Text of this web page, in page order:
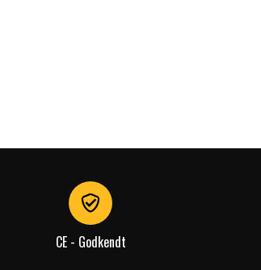
CE - Godkendt